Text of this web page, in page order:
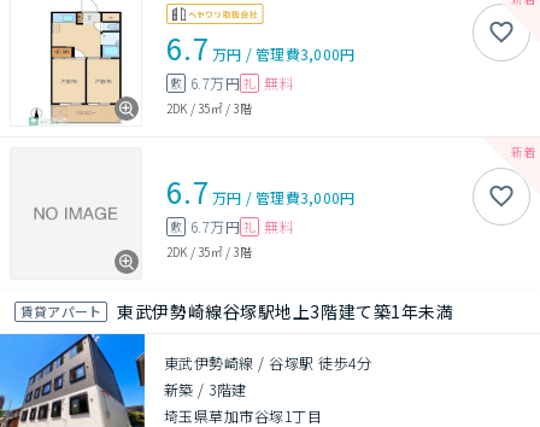
6.7 万円 /管理費3,000円
敷 6.7万円 礼 無料
2DK /35㎡/3階
6.7 万円 /管理費3,000円
敷 6.7万円 礼 無料
2DK /35㎡/3階
賃貸アパート 東武伊勢崎線谷塚駅地上3階建て築1年未満
東武伊勢崎線 / 谷塚駅 徒歩4分
新築 / 3階建
埼玉県草加市谷塚1丁目